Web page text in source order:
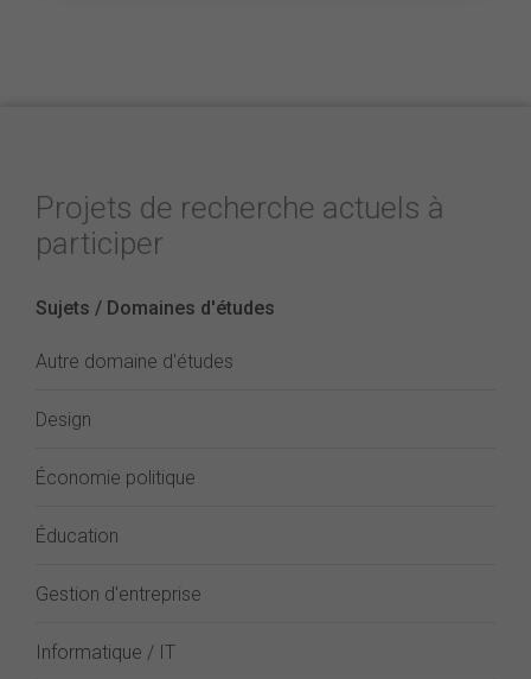
Projets de recherche actuels à
participer
Sujets / Domaines d'études
Autre domaine d'études
Design
Économie politique
Éducation
Gestion d'entreprise
Informatique / IT